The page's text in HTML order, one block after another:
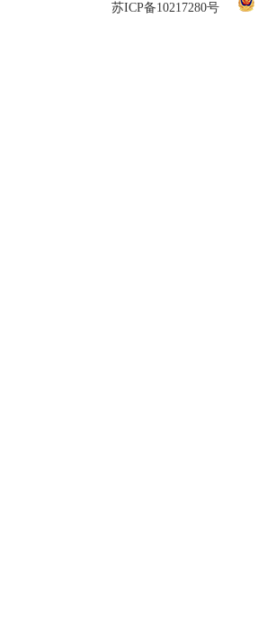
苏ICP备10217280号